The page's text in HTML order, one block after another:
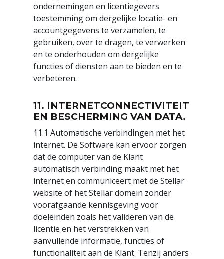
ondernemingen en licentiegevers
toestemming om dergelijke locatie- en
accountgegevens te verzamelen, te
gebruiken, over te dragen, te verwerken
en te onderhouden om dergelijke
functies of diensten aan te bieden en te
verbeteren.
11. INTERNETCONNECTIVITEIT
EN BESCHERMING VAN DATA.
11.1 Automatische verbindingen met het
internet. De Software kan ervoor zorgen
dat de computer van de Klant
automatisch verbinding maakt met het
internet en communiceert met de Stellar
website of het Stellar domein zonder
voorafgaande kennisgeving voor
doeleinden zoals het valideren van de
licentie en het verstrekken van
aanvullende informatie, functies of
functionaliteit aan de Klant. Tenzij anders